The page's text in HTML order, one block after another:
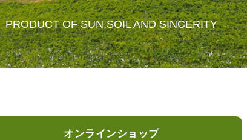
PRODUCT OF SUN,SOIL AND SINCERITY
オンラインショップ